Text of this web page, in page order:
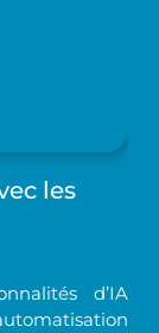
les
d’IA